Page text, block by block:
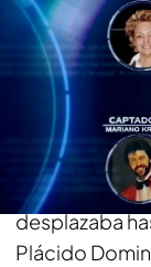
PUEDE
'En el punto
detrás de los
famosos
Alejandro
desplazaba
Plácido